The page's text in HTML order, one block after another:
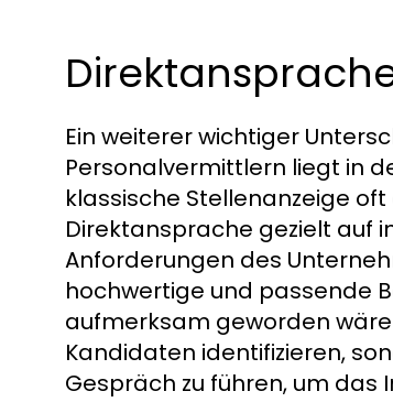
Ein weiterer wichtiger
Personalvermittlern liegt in
klassische Stellenanzeige
Direktansprache gezielt auf
Anforderungen des
hochwertige und passende
aufmerksam geworden
Kandidaten identifizieren,
Gespräch zu führen, um das